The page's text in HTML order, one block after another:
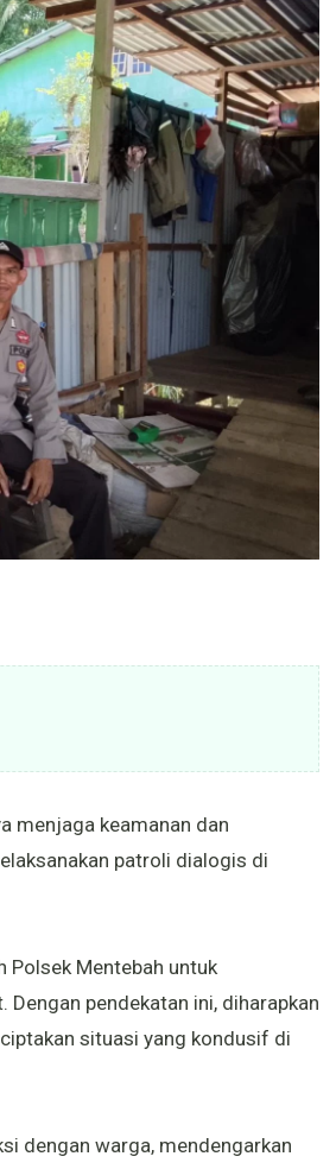
menjaga keamanan dan
patroli dialogis di
Polsek Mentebah untuk
pendekatan ini, diharapkan
situasi yang kondusif di
dengan warga, mendengarkan